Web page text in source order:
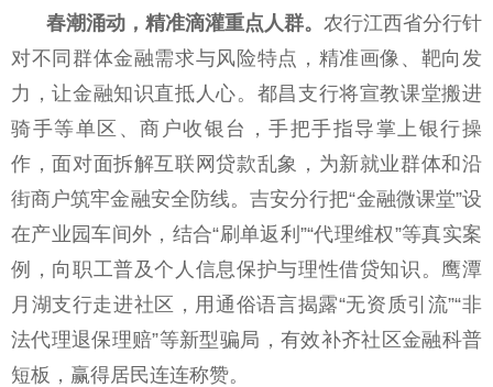
春潮涌动，精准滴灌重点人群。 农行江西省分行针
对不同群体金融需求与风险特点，精准画像、靶向发
力，让金融知识直抵人心。都昌支行将宣教课堂搬进
骑手等单区、商户收银台，手把手指导掌上银行操
作，面对面拆解互联网贷款乱象，为新就业群体和沿
街商户筑牢金融安全防线。吉安分行把“金融微课堂”设
在产业园车间外，结合“刷单返利”“代理维权”等真实案
例，向职工普及个人信息保护与理性借贷知识。鹰潭
月湖支行走进社区，用通俗语言揭露“无资质引流”“非
法代理退保理赔”等新型骗局，有效补齐社区金融科普
短板，赢得居民连连称赞。